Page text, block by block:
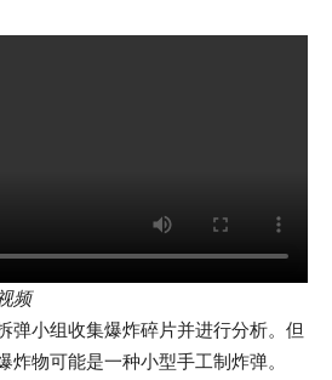
频
弹小组收集爆炸碎片并进行分析。但
炸物可能是一种小型手工制炸弹。